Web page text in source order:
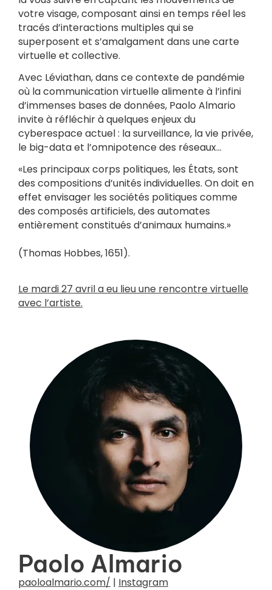
votre visage, composant ainsi en temps réel les
tracés d’interactions multiples qui se
superposent et s’amalgament dans une carte
virtuelle et collective.
Avec Léviathan, dans ce contexte de pandémie
où la communication virtuelle alimente à l’infini
d’immenses bases de données, Paolo Almario
invite à réfléchir à quelques enjeux du
cyberespace actuel : la surveillance, la vie privée,
le big-data et l’omnipotence des réseaux…
«Les principaux corps politiques, les États, sont
des compositions d’unités individuelles. On doit en
effet envisager les sociétés politiques comme
des composés artificiels, des automates
entièrement constitués d’animaux humains.»
(Thomas Hobbes, 1651).
Le mardi 27 avril a eu lieu une rencontre virtuelle
avec l’artiste.
Crédit photo :
Paolo Almario
paoloalmario.com/ | Instagram